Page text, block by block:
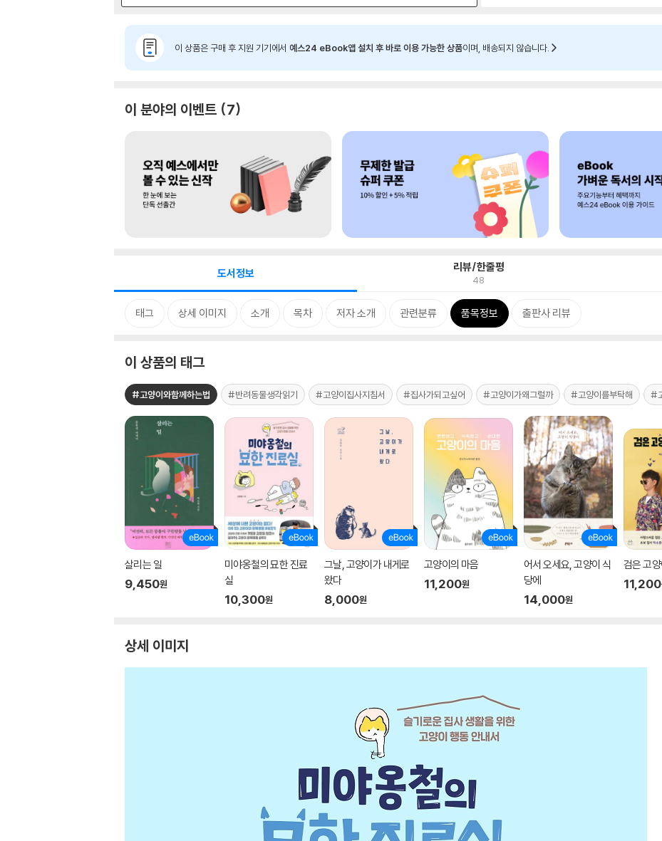
이 상품은 구매 후 지원 기기에서 예스24 eBook앱 설치 후 바로 이용 가능한 상품이며, 배송되지 않습니다.
이 분야의 이벤트 7
도서정보 리뷰/한줄평
48
태그 상세 이미지 소개 목차 저자 소개 관련분류 품목정보 출판사 리뷰
이 상품의 태그
#고양이와함께하는법 #반려동물생각읽기 #고양이집사지침서 #집사가되고싶어 #고양이가왜그럴까 #고양이를부탁해 #
살리는 일
9,450원
미야옹철의 묘한 진료
실
10,300원
그날, 고양이가 내게로
왔다
8,000원
고양이의 마음
11,200원
어서 오세요, 고양이 식
당에
14,000원
검은 고
11,200
상세 이미지